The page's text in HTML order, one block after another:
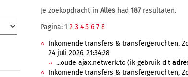
Je zoekopdracht in Alles had 187resultaten.
Pagina: 1 2 3 4 5 6 7 8
Inkomende transfers & transfergeruchten,
24 juli 2026, 21:34:28
...oude ajax.netwerk.to (ik gebruik dit
Inkomende transfers & transfergeruchten,